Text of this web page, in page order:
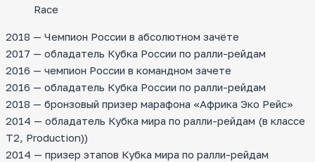
Race
2018 — Чемпион России в абсолютном зачёте
2017 — обладатель Кубка России по ралли-рейдам
2016 — чемпион России в командном зачете
2016 — обладатель Кубка России по ралли-рейдам
2018 — бронзовый призер марафона «Африка Эко Рейс»
2014 — обладатель Кубка мира по ралли-рейдам (в классе
T2, Production))
2014 — призер этапов Кубка мира по ралли-рейдам